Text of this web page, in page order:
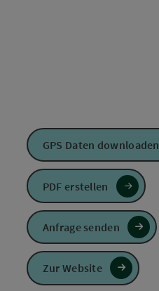
GPS Daten downloaden
PDF erstellen
Anfrage senden
Zur Website